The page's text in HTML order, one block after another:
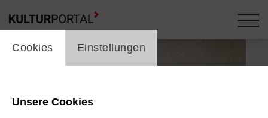
cookie_layer
Cookies Einstellungen
Unsere Cookies